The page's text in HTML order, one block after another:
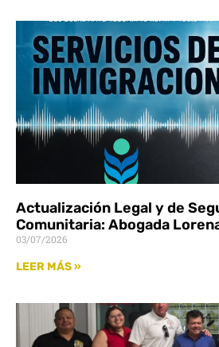
Actualización Legal y de
Comunitaria: Abogada
03/07/2026
LEER MÁS »